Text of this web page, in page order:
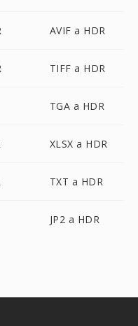
AVIF a HDR
TIFF a HDR
TGA a HDR
XLSX a HDR
TXT a HDR
JP2 a HDR